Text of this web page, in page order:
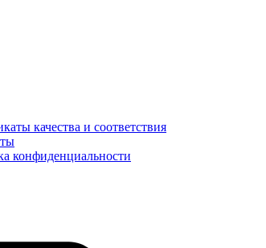
качества и соответствия
конфиден­циальности